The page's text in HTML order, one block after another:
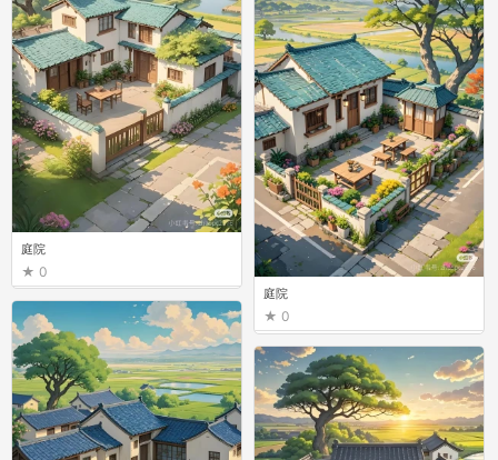
庭院
0
庭院
0